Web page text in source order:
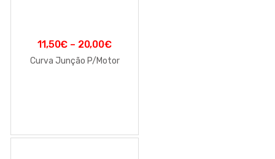
11,50€ – 20,00€
Curva Junção P/Motor